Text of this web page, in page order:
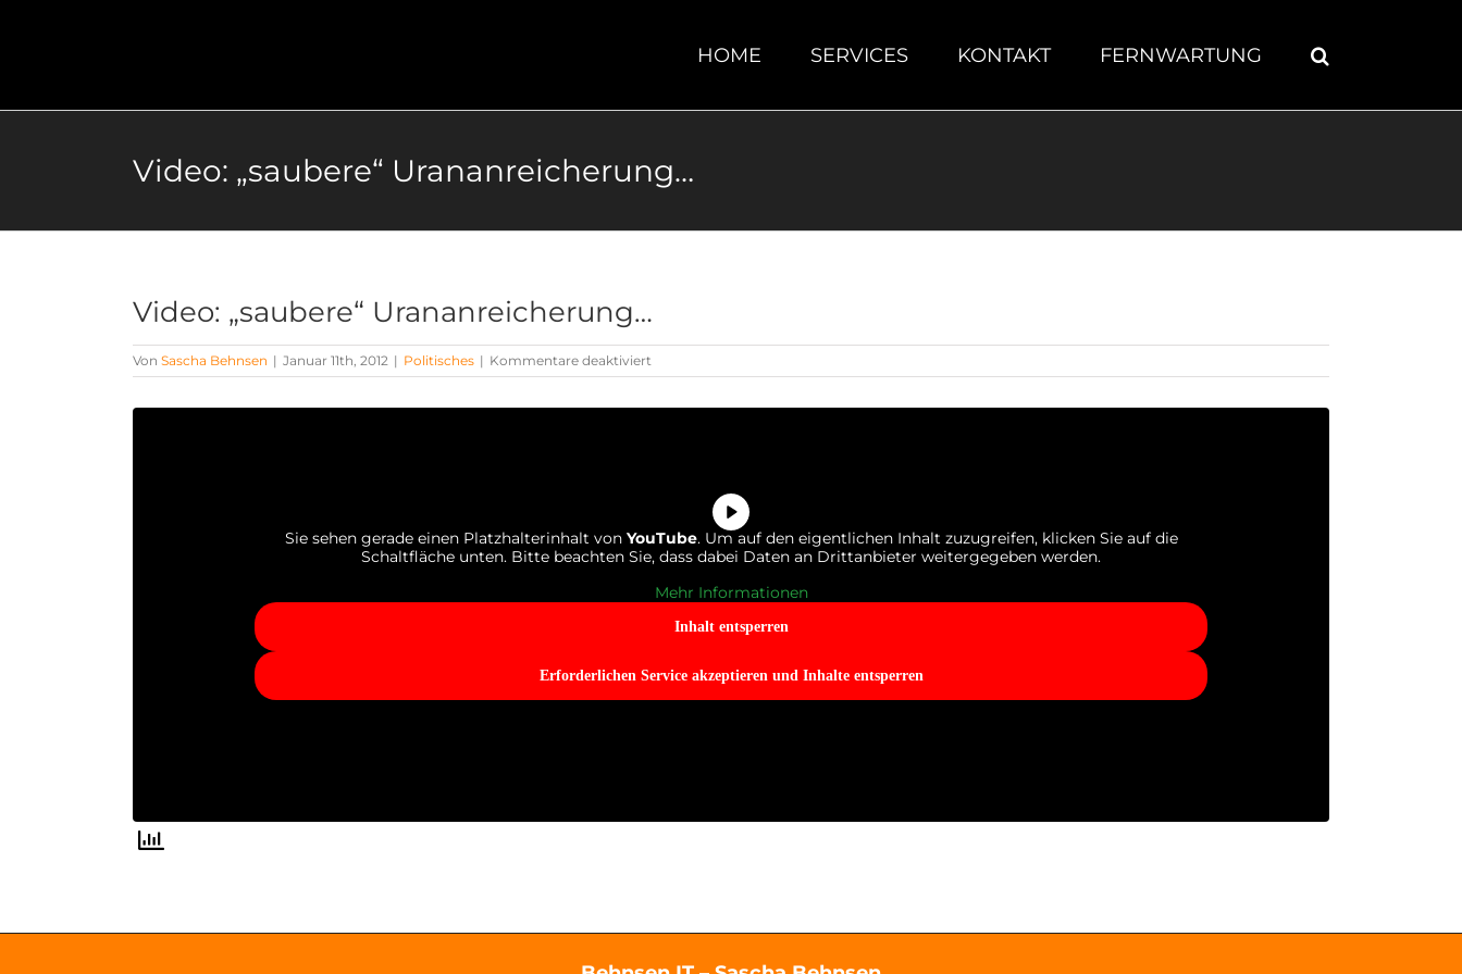
HOME SERVICES KONTAKT FERNWARTUNG
Video: „saubere“ Urananreicherung…
Video: „saubere“ Urananreicherung…
Von Sascha Behnsen | Januar 11th, 2012 | Politisches | Kommentare deaktiviert
Video:
Sie sehen gerade einen Platzhalterinhalt von YouTube. Um auf den eigentlichen Inhalt zuzugreifen, klicken Sie auf die
Schaltfläche unten. Bitte beachten Sie, dass dabei Daten an Drittanbieter weitergegeben werden.
Mehr Informationen
Inhalt entsperren
Erforderlichen Service akzeptieren und Inhalte entsperren